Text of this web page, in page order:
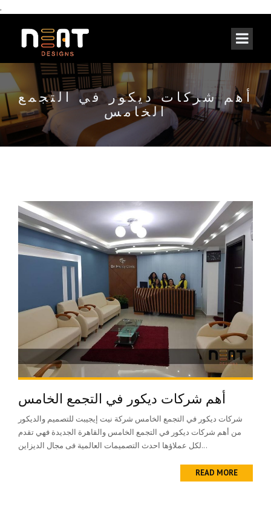
,
أهم شركات ديكور في التجمع
الخامس
أهم شركات ديكور في التجمع الخامس
شركات ديكور في التجمع الخامس شركة نيت إيجيبت للتصميم والديكور
من أهم شركات ديكور في التجمع الخامس والقاهرة الجديدة فهي تقدم
لكل عملاؤها احدث التصميمات العالمية فى مجال الديزاين...
READ MORE